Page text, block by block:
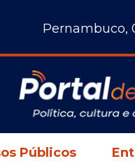
Pernambuco,
Públicos